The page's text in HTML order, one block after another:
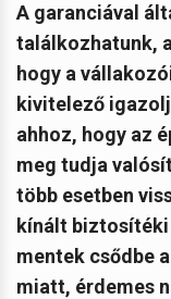
A garanciával
találkozhatunk,
hogy a
kivitelező
ahhoz, hogy az
meg tudja
több esetben
kínált biztosítéki
mentek csődbe
miatt, érdemes